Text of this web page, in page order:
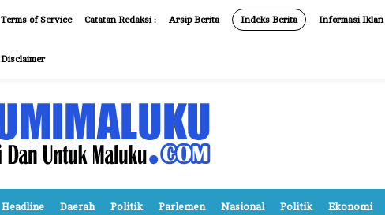
Terms of Service Catatan Redaksi : Arsip Berita Indeks Berita Informasi Iklan
Disclaimer
Headline Daerah Politik Parlemen Nasional Politik Ekonomi